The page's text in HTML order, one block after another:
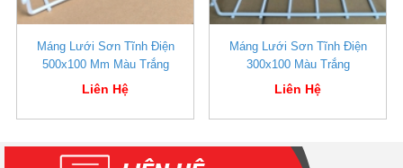
Máng Lưới Sơn Tĩnh Điện
500x100 Mm Màu Trắng
Liên Hệ
Máng Lưới Sơn Tĩnh Điện
300x100 Màu Trắng
Liên Hệ